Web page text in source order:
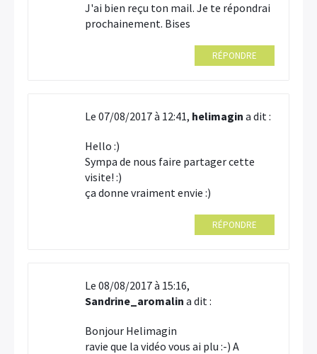
J'ai bien reçu ton mail. Je te répondrai
prochainement. Bises
RÉPONDRE
Le 07/08/2017 à 12:41, helimagin a dit :
Hello :)
Sympa de nous faire partager cette
visite! :)
ça donne vraiment envie :)
RÉPONDRE
Le 08/08/2017 à 15:16,
Sandrine_aromalin a dit :
Bonjour Helimagin
ravie que la vidéo vous ai plu :-) A